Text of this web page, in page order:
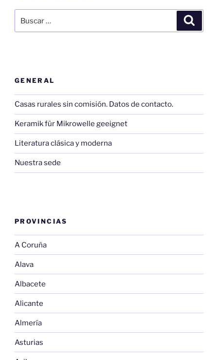
por:
GENERAL
Casas rurales sin comisión. Datos de contacto.
Keramik für Mikrowelle geeignet
Literatura clásica y moderna
Nuestra sede
PROVINCIAS
A Coruña
Alava
Albacete
Alicante
Almería
Asturias